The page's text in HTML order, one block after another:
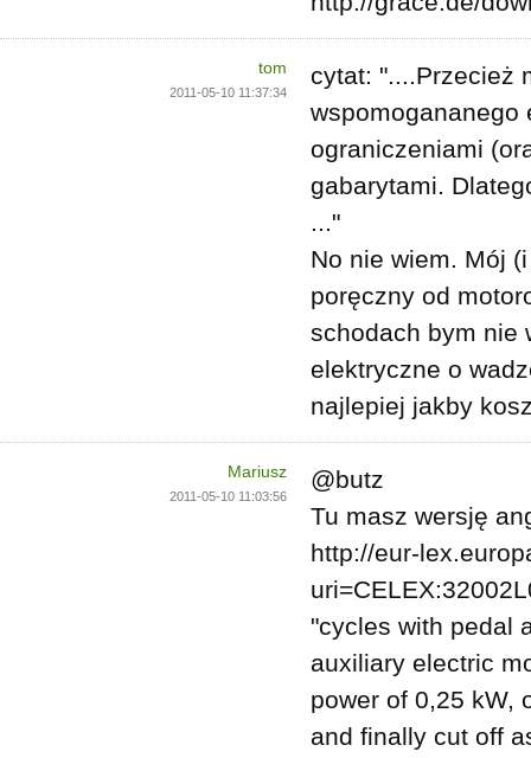
tom
2011-05-10 11:37:34
cytat: "....Przecież
wspomogananego
ograniczeniami
gabarytami.
..."
No nie wiem. Mój
poręczny od
schodach bym nie
elektryczne o
najlepiej jakby
Mariusz
2011-05-10 11:03:56
@butz
Tu masz wersję
http://eur-
"cycles with pedal
auxiliary electric
power of 0,25 kW,
and finally cut off